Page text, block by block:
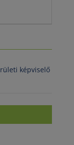
képviselő